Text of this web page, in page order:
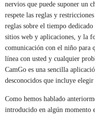
nervios que puede suponer un
respete las reglas y
reglas sobre el tiempo
sitios web y aplicaciones, y la
comunicación con el niño para
línea con usted y cualquier
CamGo es una sencilla
desconocidos que incluye
Como hemos hablado
introducido en algún momento